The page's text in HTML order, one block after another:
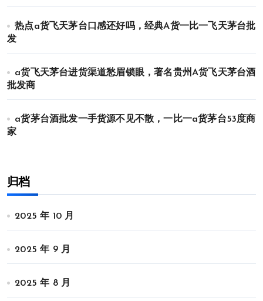
热点a货飞天茅台口感还好吗，经典A货一比一飞天茅台批
发
a货飞天茅台进货渠道愁眉锁眼，著名贵州A货飞天茅台酒
批发商
a货茅台酒批发一手货源不见不散，一比一a货茅台53度商
家
归档
2025 年 10 月
2025 年 9 月
2025 年 8 月